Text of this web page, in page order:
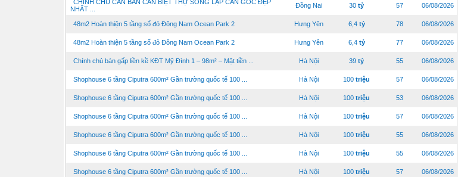
CHÍNH CHỦ CẦN BÁN CĂN BIỆT THỰ SONG LẬP CĂN GÓC ĐẸP
NHẤT ...
Đồng Nai 30 tỷ 57 06/08/2026
48m2 Hoàn thiện 5 tầng sổ đỏ Đông Nam Ocean Park 2 Hưng Yên 6,4 tỷ 78 06/08/2026
48m2 Hoàn thiện 5 tầng sổ đỏ Đông Nam Ocean Park 2 Hưng Yên 6,4 tỷ 77 06/08/2026
Chính chủ bán gấp liền kề KĐT Mỹ Đình 1 – 98m² – Mặt tiền ... Hà Nội 39 tỷ 55 06/08/2026
Shophouse 6 tầng Ciputra 600m² Gần trường quốc tế 100 ... Hà Nội 100 triệu 57 06/08/2026
Shophouse 6 tầng Ciputra 600m² Gần trường quốc tế 100 ... Hà Nội 100 triệu 53 06/08/2026
Shophouse 6 tầng Ciputra 600m² Gần trường quốc tế 100 ... Hà Nội 100 triệu 57 06/08/2026
Shophouse 6 tầng Ciputra 600m² Gần trường quốc tế 100 ... Hà Nội 100 triệu 55 06/08/2026
Shophouse 6 tầng Ciputra 600m² Gần trường quốc tế 100 ... Hà Nội 100 triệu 55 06/08/2026
Shophouse 6 tầng Ciputra 600m² Gần trường quốc tế 100 ... Hà Nội 100 triệu 57 06/08/2026